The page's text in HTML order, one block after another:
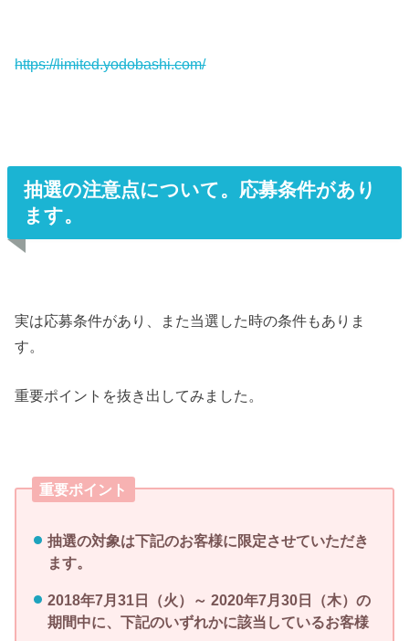
https://limited.yodobashi.com/
抽選の注意点について。応募条件があり
ます。
実は応募条件があり、また当選した時の条件もありま
す。
重要ポイントを抜き出してみました。
重要ポイント
抽選の対象は下記のお客様に限定させていただき
ます。
2018年7月31日（火）～ 2020年7月30日（木） の
期間中に、下記のいずれかに該当しているお客様